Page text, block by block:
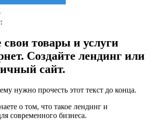
свои товары и услуги
Создайте лендинг или
сайт.
нужно прочесть этот текст до конца.
о том, что такое лендинг и
современного бизнеса.